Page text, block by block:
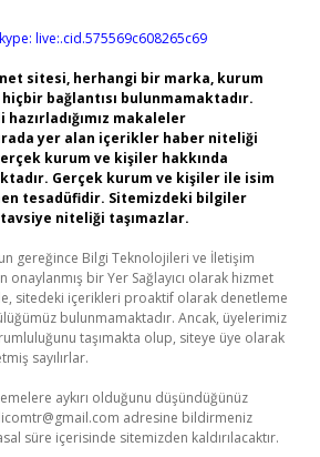
live:.cid.575569c608265c69
sitesi, herhangi bir marka, kurum
bağlantısı bulunmamaktadır.
makaleler
yer alan içerikler haber niteliği
kurum ve kişiler hakkında
Gerçek kurum ve kişiler ile isim
tesadüfidir. Sitemizdeki bilgiler
niteliği taşımazlar.
gereğince Bilgi Teknolojileri ve İletişim
onaylanmış bir Yer Sağlayıcı olarak hizmet
sitedeki içerikleri proaktif olarak denetleme
bulunmamaktadır. Ancak, üyelerimiz
taşımakta olup, siteye üye olarak
sayılırlar.
aykırı olduğunu düşündüğünüz
adresine bildirmeniz
süre içerisinde sitemizden kaldırılacaktır.